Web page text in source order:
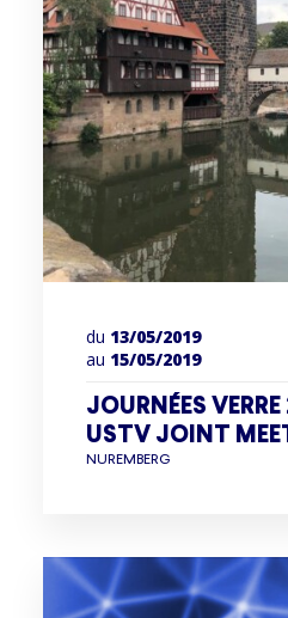
du 13/05/2019
au 15/05/2019
JOURNÉES
USTV JOINT
NUREMBERG